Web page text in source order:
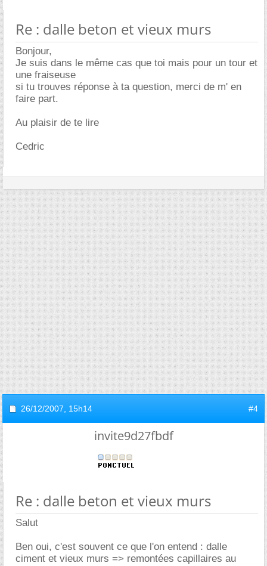
Re : dalle beton et vieux murs
Bonjour,
Je suis dans le même cas que toi mais pour un tour et
une fraiseuse
si tu trouves réponse à ta question, merci de m' en
faire part.
Au plaisir de te lire
Cedric
26/12/2007, 15h14 #4
invite9d27fbdf
Re : dalle beton et vieux murs
Salut
Ben oui, c'est souvent ce que l'on entend : dalle
ciment et vieux murs => remontées capillaires au